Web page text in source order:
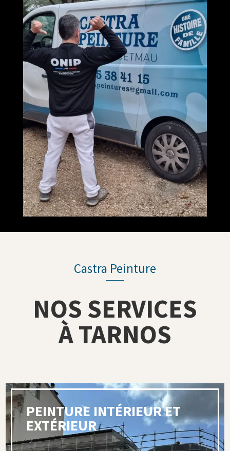
Castra Peinture
NOS SERVICES
À TARNOS
PEINTURE INTÉRIEUR ET
EXTÉRIEUR